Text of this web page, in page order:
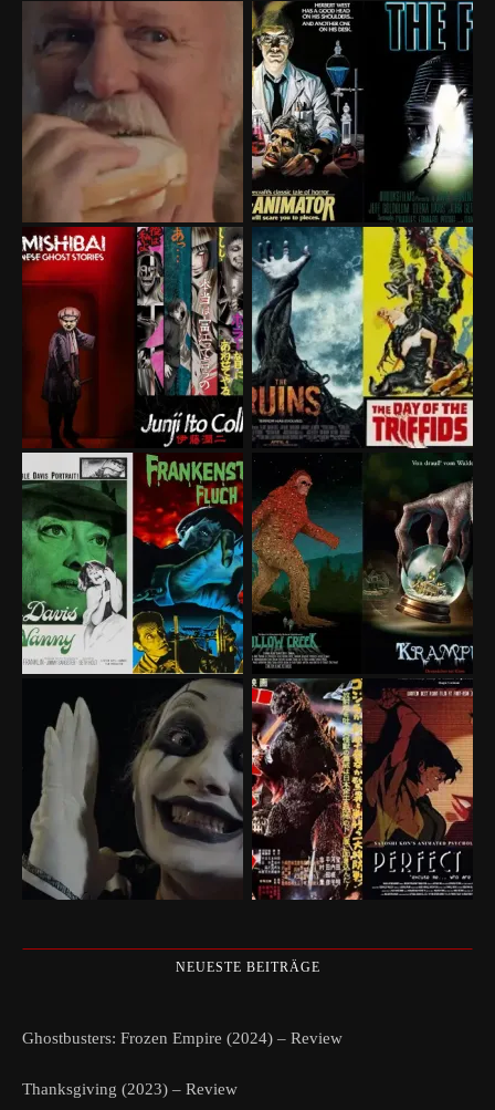
NEUESTE BEITRÄGE
Ghostbusters: Frozen Empire (2024) – Review
Thanksgiving (2023) – Review